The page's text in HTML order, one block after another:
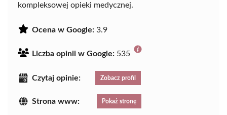
kompleksowej opieki medycznej.
Ocena w Google: 3.9
Liczba opinii w Google: 535
Czytaj opinie: Zobacz profil
Strona www: Pokaż stronę